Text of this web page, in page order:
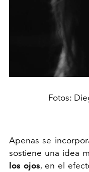
Fotos:
Apenas se
sostiene una idea
los ojos, en el